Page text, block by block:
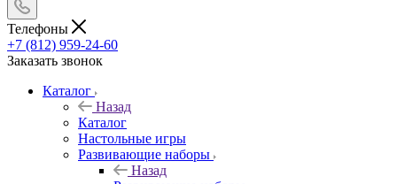
Телефоны
+7 (812) 959-24-60
Заказать звонок
Каталог
Назад
Каталог
Настольные игры
Развивающие наборы
Назад